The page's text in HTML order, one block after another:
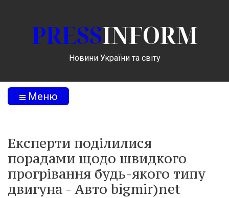
PRESSINFORM
Новини України та світу
Меню
Експерти поділилися
порадами щодо швидкого
прогрівання будь-якого типу
двигуна - Авто bigmir)net